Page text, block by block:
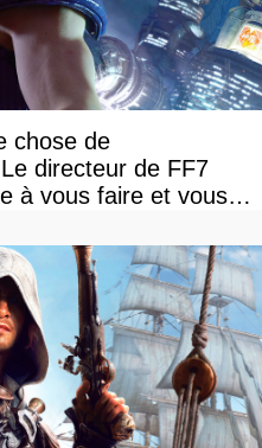
chose de
directeur de FF7
à vous faire et vous